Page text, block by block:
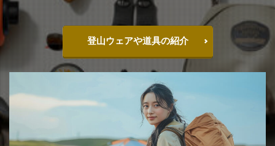
登山ウェアや道具の紹介